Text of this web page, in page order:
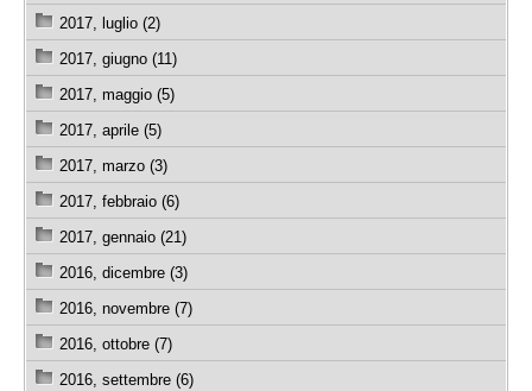
2017, luglio (2)
2017, giugno (11)
2017, maggio (5)
2017, aprile (5)
2017, marzo (3)
2017, febbraio (6)
2017, gennaio (21)
2016, dicembre (3)
2016, novembre (7)
2016, ottobre (7)
2016, settembre (6)